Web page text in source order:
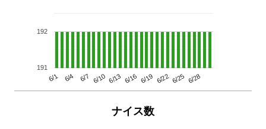
6/1 6/4 6/7 6/10 6/13 6/16 6/19 6/22 6/25 6/28
191
192
ナイス数